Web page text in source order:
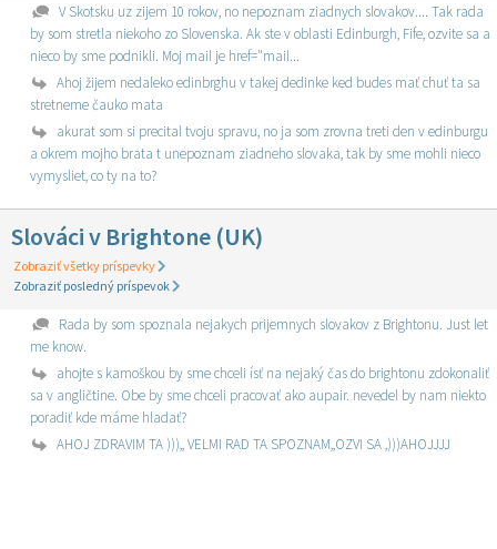
V Skotsku uz zijem 10 rokov, no nepoznam ziadnych slovakov.... Tak rada
by som stretla niekoho zo Slovenska. Ak ste v oblasti Edinburgh, Fife, ozvite sa a
nieco by sme podnikli. Moj mail je href="mail...
Ahoj žijem nedaleko edinbrghu v takej dedinke ked budes mať chuť ta sa
stretneme čauko mata
akurat som si precital tvoju spravu, no ja som zrovna treti den v edinburgu
a okrem mojho brata t unepoznam ziadneho slovaka, tak by sme mohli nieco
vymysliet, co ty na to?
Slováci v Brightone (UK)
Zobraziť všetky príspevky
Zobraziť posledný príspevok
Rada by som spoznala nejakych prijemnych slovakov z Brightonu. Just let
me know.
ahojte s kamoškou by sme chceli ísť na nejaký čas do brightonu zdokonaliť
sa v angličtine. Obe by sme chceli pracovať ako aupair. nevedel by nam niekto
poradiť kde máme hladať?
AHOJ ZDRAVIM TA ))),, VELMI RAD TA SPOZNAM,,OZVI SA ,)))AHOJJJJ